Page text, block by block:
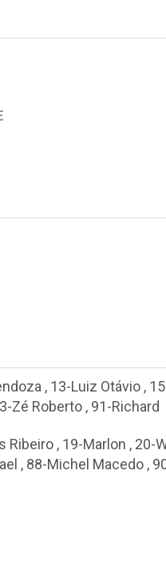
, 13-Luiz Otávio ,
Zé Roberto , 91-Richard
Ribeiro , 19-Marlon , 20-
, 88-Michel Macedo ,